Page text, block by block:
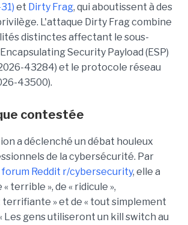
et Dirty Frag, qui aboutissent à des
L'attaque Dirty Frag combine
distinctes affectant le sous-
Security Payload (ESP)
43284) et le protocole réseau
43500).
contestée
a déclenché un débat houleux
de la cybersécurité. Par
forum Reddit r/cybersecurity, elle a
terrible », de « ridicule »,
terrifiante » et de « tout simplement
Les gens utiliseront un kill switch au